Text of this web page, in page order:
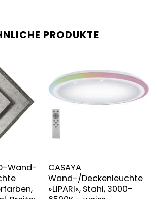
PRODUKTE
Wand-
Breite:
CASAYA
Wand-/Deckenleuchte
»LIPARI«, Stahl, 3000-
6500K – weiss